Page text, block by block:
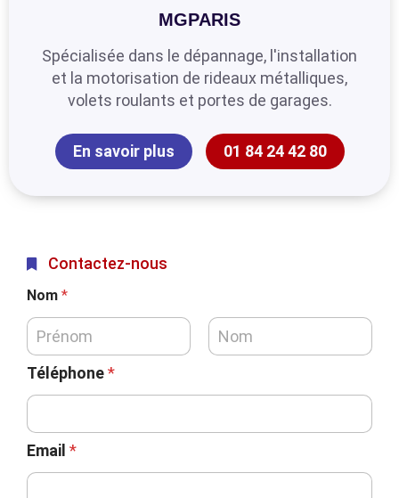
MGPARIS
Spécialisée dans le dépannage, l'installation
et la motorisation de rideaux métalliques,
volets roulants et portes de garages.
En savoir plus 01 84 24 42 80
Contactez-nous
Nom *
Téléphone*
Email *